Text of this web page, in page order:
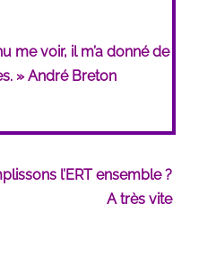
me voir, il m’a donné de
» André Breton
l’ERT ensemble ?
A très vite